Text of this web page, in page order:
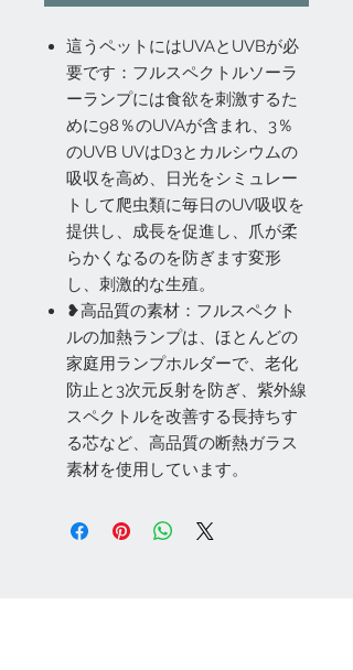
這うペットにはUVAとUVBが必
要です：フルスペクトルソーラ
ーランプには食欲を刺激するた
めに98％のUVAが含まれ、3％
のUVB UVはD3とカルシウムの
吸収を高め、日光をシミュレー
トして爬虫類に毎日のUV吸収を
提供し、成長を促進し、爪が柔
らかくなるのを防ぎます変形
し、刺激的な生殖。
❥高品質の素材：フルスペクト
ルの加熱ランプは、ほとんどの
家庭用ランプホルダーで、老化
防止と3次元反射を防ぎ、紫外線
スペクトルを改善する長持ちす
る芯など、高品質の断熱ガラス
素材を使用しています。